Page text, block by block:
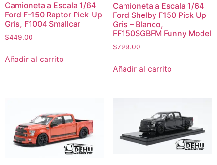
Camioneta a Escala 1/64
Ford F-150 Raptor Pick-Up
Gris, F1004 Smallcar
$449.00
Añadir al carrito
Camioneta a Escala 1/64
Ford Shelby F150 Pick Up
Gris – Blanco,
FF150SGBFM Funny Model
$799.00
Añadir al carrito